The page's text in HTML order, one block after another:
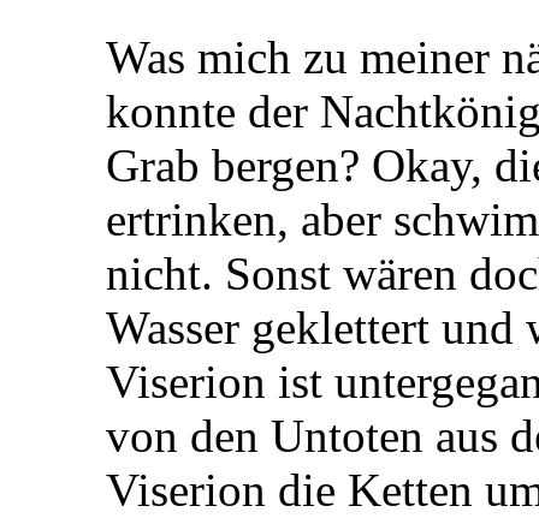
Was mich zu meiner
konnte der
Grab bergen? Okay,
ertrinken, aber
nicht. Sonst wären
Wasser geklettert und
Viserion ist
von den Untoten aus
Viserion die Ketten